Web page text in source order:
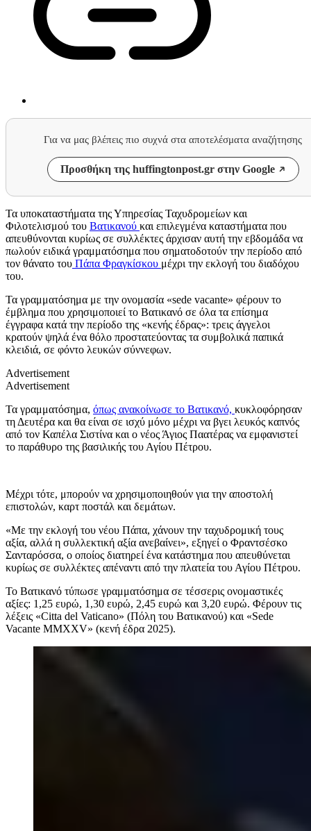
Για να μας βλέπεις πιο συχνά στα αποτελέσματα αναζήτησης
Προσθήκη της huffingtonpost.gr στην Google
Τα υποκαταστήματα της Υπηρεσίας Ταχυδρομείων και
Φιλοτελισμού του Βατικανού και επιλεγμένα καταστήματα που
απευθύνονται κυρίως σε συλλέκτες άρχισαν αυτή την εβδομάδα να
πωλούν ειδικά γραμματόσημα που σηματοδοτούν την περίοδο από
τον θάνατο του Πάπα Φραγκίσκου μέχρι την εκλογή του διαδόχου
του.
Τα γραμματόσημα με την ονομασία «sede vacante» φέρουν το
έμβλημα που χρησιμοποιεί το Βατικανό σε όλα τα επίσημα
έγγραφα κατά την περίοδο της «κενής έδρας»: τρεις άγγελοι
κρατούν ψηλά ένα θόλο προστατεύοντας τα συμβολικά παπικά
κλειδιά, σε φόντο λευκών σύννεφων.
Advertisement
Advertisement
Τα γραμματόσημα, όπως ανακοίνωσε το Βατικανό, κυκλοφόρησαν
τη Δευτέρα και θα είναι σε ισχύ μόνο μέχρι να βγει λευκός καπνός
από τον Καπέλα Σιστίνα και ο νέος Άγιος Παατέρας να εμφανιστεί
το παράθυρο της βασιλικής του Αγίου Πέτρου.
Μέχρι τότε, μπορούν να χρησιμοποιηθούν για την αποστολή
επιστολών, καρτ ποστάλ και δεμάτων.
«Με την εκλογή του νέου Πάπα, χάνουν την ταχυδρομική τους
αξία, αλλά η συλλεκτική αξία ανεβαίνει», εξηγεί ο Φραντσέσκο
Σανταρόσσα, ο οποίος διατηρεί ένα κατάστημα που απευθύνεται
κυρίως σε συλλέκτες απέναντι από την πλατεία του Αγίου Πέτρου.
Το Βατικανό τύπωσε γραμματόσημα σε τέσσερις ονομαστικές
αξίες: 1,25 ευρώ, 1,30 ευρώ, 2,45 ευρώ και 3,20 ευρώ. Φέρουν τις
λέξεις «Citta del Vaticano» (Πόλη του Βατικανού) και «Sede
Vacante MMXXV» (κενή έδρα 2025).